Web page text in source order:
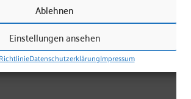
Ablehnen
Einstellungen ansehen
DatenschutzerklärungImpressum
Pinselzauber